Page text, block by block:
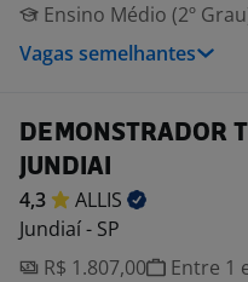
Ensino Médio (2º
Vagas semelhantes
DEMONSTRADOR
JUNDIAI
4,3
ALLIS
Jundiaí - SP
R$ 1.807,00
Entre 1